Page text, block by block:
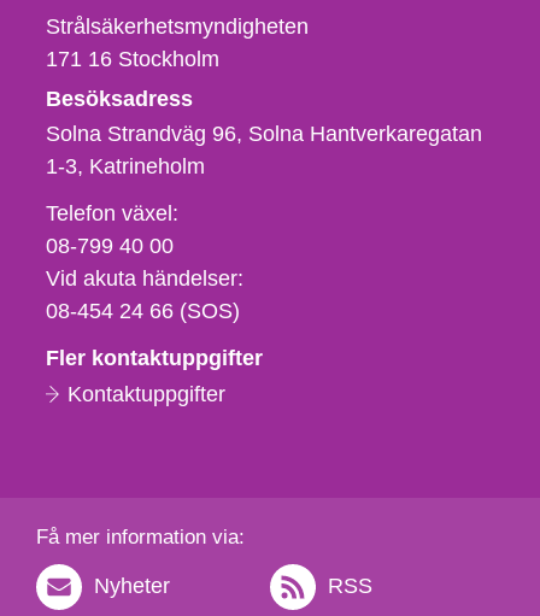
Strålsäkerhetsmyndigheten
171 16 Stockholm
Besöksadress
Solna Strandväg 96, Solna Hantverkaregatan
1-3 Katrineholm
Telefon,
fax
och
e-
Telefon växel:
08-799 40 00
Vid akuta händelser:
08-454 24 66 (SOS)
Fler kontaktuppgifter
Kontaktuppgifter
Få mer information via:
Nyheter RSS